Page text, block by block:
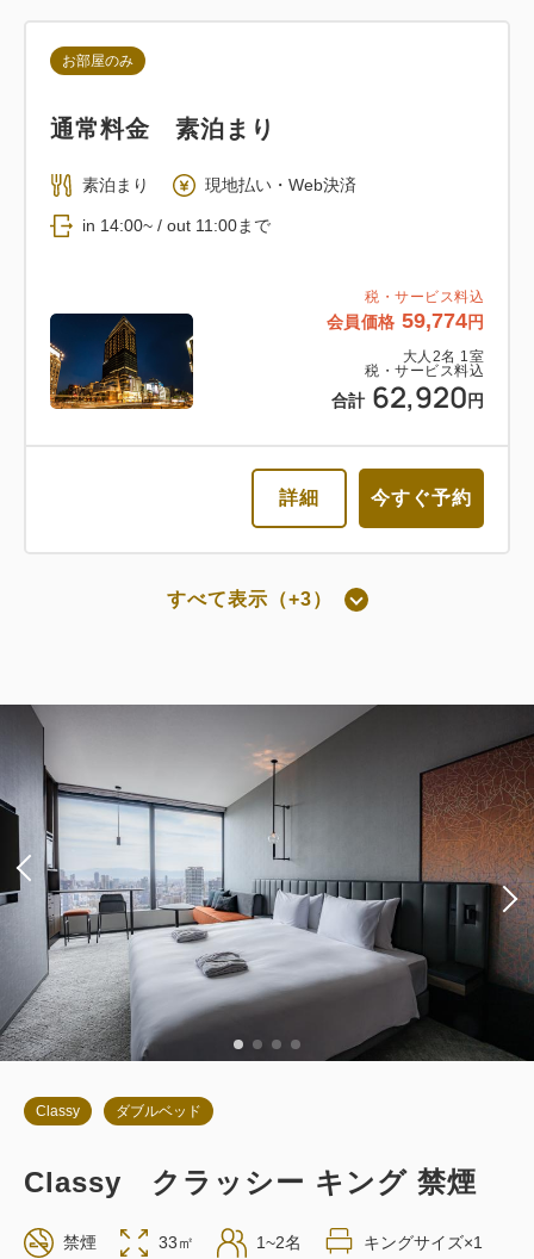
詳細 今すぐ予約
税・サービス料込
52,740
税・サービス料込
合計 55,516円
返金不可 朝食付き
in 14:00~ / out 11:00まで
詳細
税・サービス料込
会員価格 59,774円
大人 2名 1室
税・サービス料込
合計 62,920 円
お部屋のみ
通常料金 素泊まり
素泊まり 現地払い・Web決済
in 14:00~ / out 11:00まで
詳細 今すぐ予約
税・サービス料込
会員価格 66,994円
大人 名 1 室
税・サービス料込
70,520
現地払い・Web決済
in 14:00~ / out 11:00まで
詳細 今すぐ予約
お部屋のみ
すべて表示（+3）
Classy ダブルベッド
Classy クラッシー キング 禁煙
禁煙 33㎡ 1~2名 キングサイズ×1